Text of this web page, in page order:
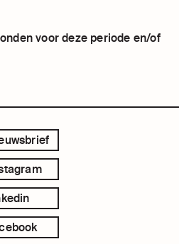
voor deze periode en/of